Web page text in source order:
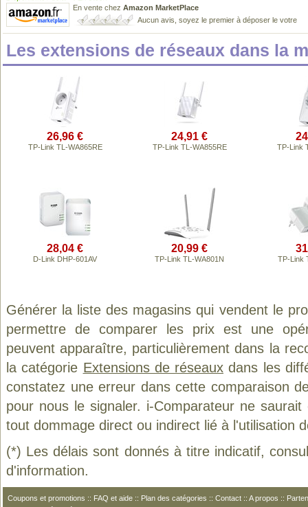
En vente chez Amazon MarketPlace
Aucun avis, soyez le premier à déposer le votre
Les extensions de réseaux dans la
26,96 €
TP-Link TL-WA865RE
24,91 €
TP-Link TL-WA855RE TP-Link
28,04 €
D-Link DHP-601AV
20,99 €
TP-Link TL-WA801N TP-Link
Générer la liste des magasins qui vendent le
permettre de comparer les prix est une
peuvent apparaître, particulièrement dans la
la catégorie Extensions de réseaux dans les
constatez une erreur dans cette comparaison
pour nous le signaler. i-Comparateur ne
tout dommage direct ou indirect lié à l'utilisation
(*) Les délais sont donnés à titre indicatif,
d'information.
Coupons et promotions :: FAQ et aide :: Plan des catégories :: Contact :: A propos ::